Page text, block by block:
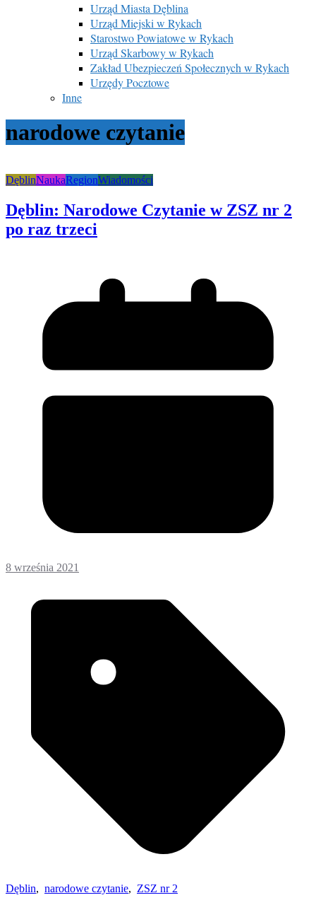
Urząd Miasta Dęblina
Urząd Miejski w Rykach
Starostwo Powiatowe w Rykach
Urząd Skarbowy w Rykach
Zakład Ubezpieczeń Społecznych w Rykach
Urzędy Pocztowe
Inne
narodowe czytanie
DęblinNaukaRegionWiadomości
Dęblin: Narodowe Czytanie w ZSZ nr 2
po raz trzeci
8 września 2021
Dęblin, narodowe czytanie, ZSZ nr 2